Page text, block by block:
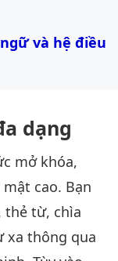
và hệ điều
dạng
mở khóa,
cao. Bạn
thẻ từ, chìa
xa thông qua